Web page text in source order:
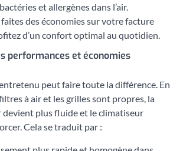
et allergènes dans l’air.
des économies sur votre facture
d’un confort optimal au quotidien.
performances et économies
peut faire toute la différence. En
à air et les grilles sont propres, la
devient plus fluide et le climatiseur
Cela se traduit par :